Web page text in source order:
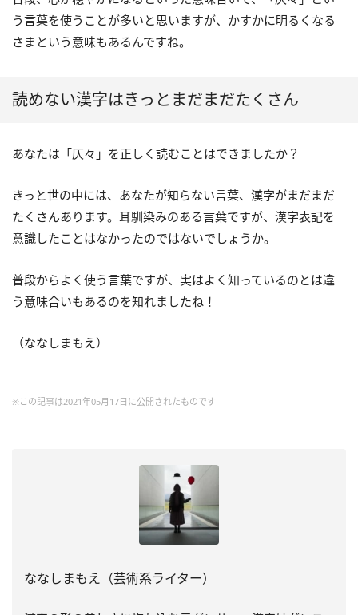
う言葉を使うことが多いと思いますが、かすかに明るくなる
さまという意味もあるんですね。
読めない漢字はきっとまだまだたくさん
あなたは「仄々」を正しく読むことはできましたか？
きっと世の中には、あなたが知らない言葉、漢字がまだまだ
たくさんあります。耳馴染みのある言葉ですが、漢字表記を
意識したことはなかったのではないでしょうか。
普段からよく使う言葉ですが、実はよく知っているのとは違
う意味合いもあるのを知れましたね！
（ななしまもえ）
※この記事は2021年05月17日に公開されたものです
ななしまもえ（芸術系ライター）